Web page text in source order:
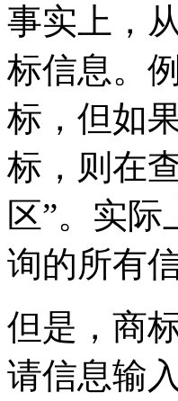
事实上，
标信息。
标，但如
标，则在
区”。实
询的所有
但是，商
请信息输